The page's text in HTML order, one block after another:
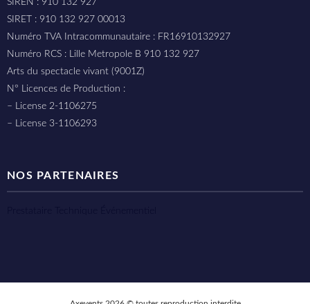
SIREN : 910 132 927
SIRET : 910 132 927 00013
Numéro TVA Intracommunautaire : FR16910132927
Numéro RCS : Lille Metropole B 910 132 927
Arts du spectacle vivant (9001Z)
N° Licences de Production :
– License 2-1106275
– License 3-1106293
NOS PARTENAIRES